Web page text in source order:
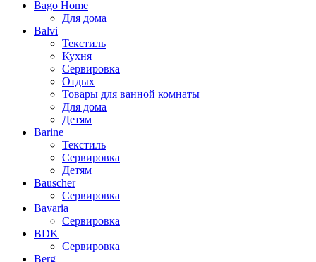
Bago Home
Для дома
Balvi
Текстиль
Кухня
Сервировка
Отдых
Товары для ванной комнаты
Для дома
Детям
Barine
Текстиль
Сервировка
Детям
Bauscher
Сервировка
Bavaria
Сервировка
BDK
Сервировка
Berg